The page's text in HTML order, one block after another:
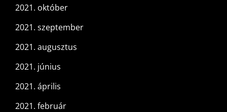
2021. október
2021. szeptember
2021. augusztus
2021. június
2021. április
2021. február